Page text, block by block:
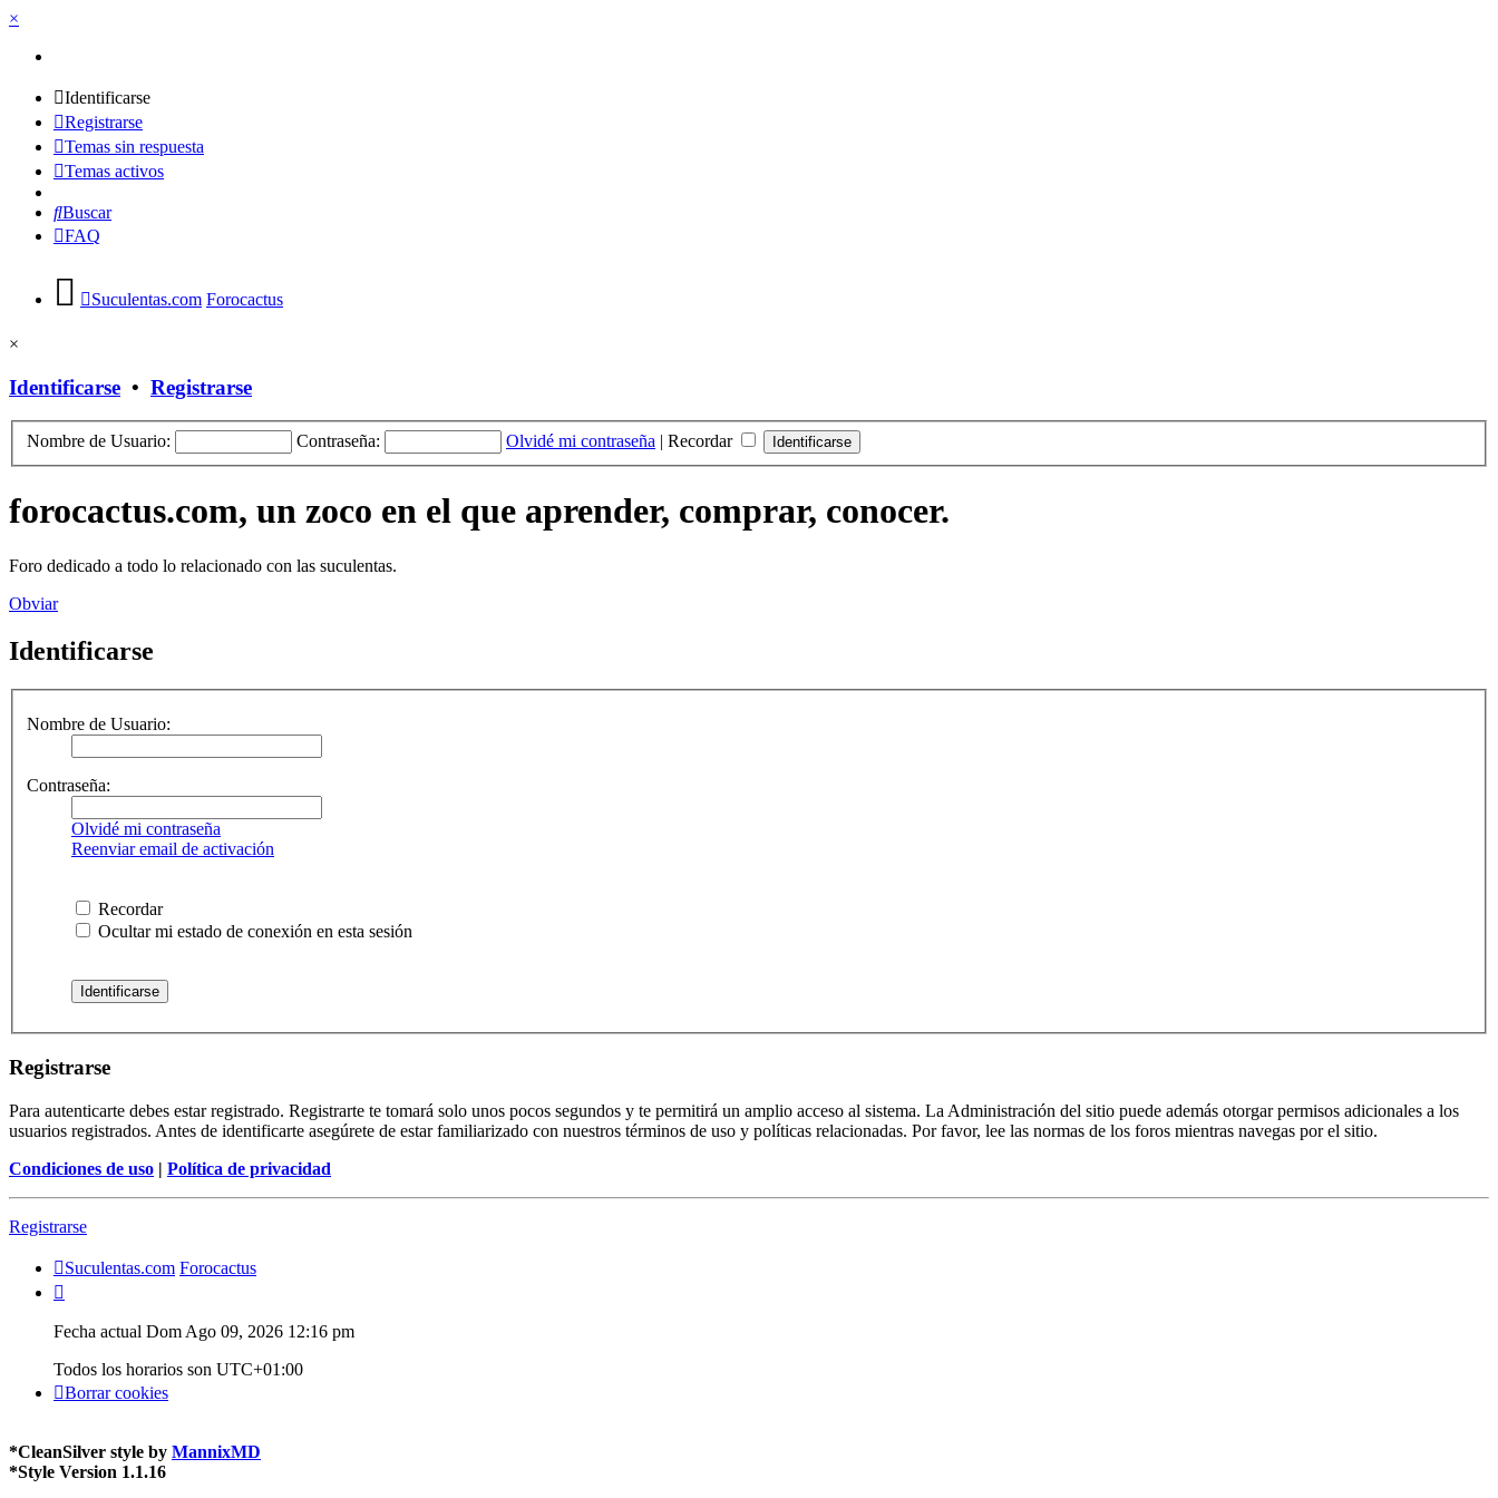
×
Identificarse
Registrarse
Temas sin respuesta
Temas activos
Buscar
FAQ
Suculentas.com Forocactus
×
Identificarse • Registrarse
Nombre de Usuario: Contraseña: Olvidé mi contraseña | Recordar
forocactus.com, un zoco en el que aprender, comprar, conocer.
Foro dedicado a todo lo relacionado con las suculentas.
Obviar
Identificarse
Nombre de Usuario:
Contraseña:
Olvidé mi contraseña
Reenviar email de activación
Recordar
Ocultar mi estado de conexión en esta sesión
Registrarse
Para autenticarte debes estar registrado. Registrarte te tomará solo unos pocos segundos y te permitirá un amplio acceso al sistema. La Administración del sitio puede además otorgar permisos adicionales a los
usuarios registrados. Antes de identificarte asegúrete de estar familiarizado con nuestros términos de uso y políticas relacionadas. Por favor, lee las normas de los foros mientras navegas por el sitio.
Condiciones de uso | Política de privacidad
Registrarse
Suculentas.com Forocactus
Fecha actual Dom Ago 09, 2026 12:16 pm
Todos los horarios son UTC+01:00
Borrar cookies
*CleanSilver style by MannixMD
*Style Version 1.1.16